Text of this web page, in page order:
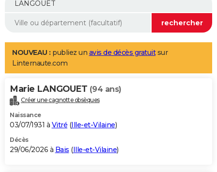
Mobiles
Meilleur smartphone
Internet
Ordinateurs
Jeux vidéo
Guide high-tech
Aménagement intérieur
LIFESTYLE
Art de vivre
Bien-être
Loisirs
Mode
Modes de vie
Alimentation
Guide de la santé
Maladies
Médicaments
Sommeil
VOYAGE
Destinations
City break
Voyage nature
Voyage de noces
Forum
Climat
+PHOTO
GUIDES D'ACHAT
BONS PLANS
NOUVEAU : publiez un avis de décès gratuitsur
Linternaute.com
Marie LANGOUET (94 ans)
Créer une cagnotte obsèques
Naissance
03/07/1931 à Vitré (Ille-et-Vilaine)
Décès
29/06/2026 à Bais (Ille-et-Vilaine)